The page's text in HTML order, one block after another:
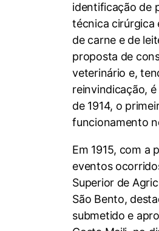
identificação de
técnica cirúrgica
de carne e de
proposta de
veterinário e,
reinvindicação,
de 1914, o
funcionamento
Em 1915, com a
eventos
Superior de
São Bento,
submetido e